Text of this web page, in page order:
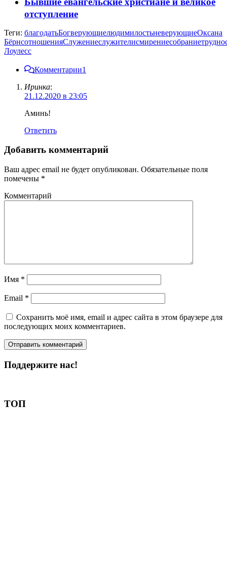
отступление
Теги: благодатьБогверующиелюдимилостьневерующиеОксана
БёрнсотношенияСлужениеслужителисмирениесобрание
Лоулесс
Комментарии1
Иринка:
21.12.2020 в 23:05
Аминь!
Ответить
Добавить комментарий
Ваш адрес email не будет опубликован. Обязательные поля
помечены *
Комментарий
Имя *
Email *
Сохранить моё имя, email и адрес сайта в этом браузере для
последующих моих комментариев.
Поддержите нас!
ТОП